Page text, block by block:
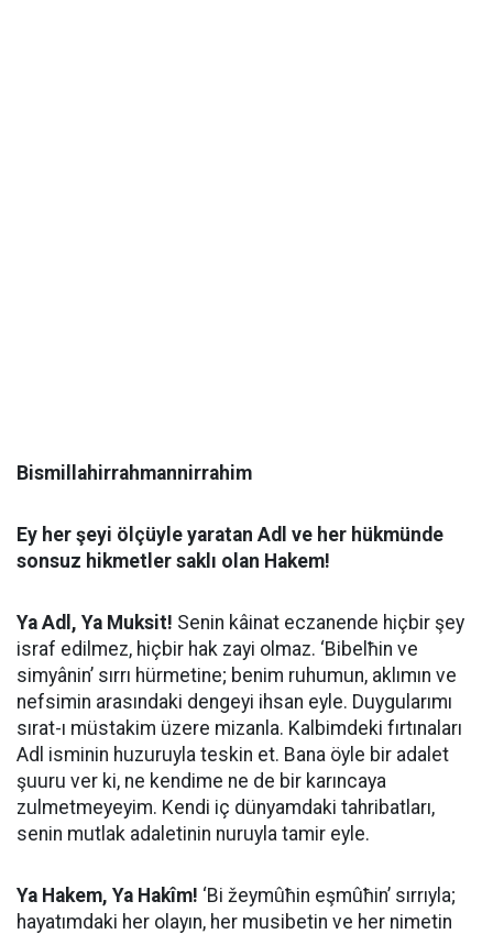
Bismillahirrahmannirrahim
Ey her şeyi ölçüyle yaratan Adl ve her hükmünde
sonsuz hikmetler saklı olan Hakem!
Ya Adl, Ya Muksit! Senin kâinat eczanende hiçbir şey
israf edilmez, hiçbir hak zayi olmaz. ‘Bibelħin ve
simyânin’ sırrı hürmetine; benim ruhumun, aklımın ve
nefsimin arasındaki dengeyi ihsan eyle. Duygularımı
sırat-ı müstakim üzere mizanla. Kalbimdeki fırtınaları
Adl isminin huzuruyla teskin et. Bana öyle bir adalet
şuuru ver ki, ne kendime ne de bir karıncaya
zulmetmeyeyim. Kendi iç dünyamdaki tahribatları,
senin mutlak adaletinin nuruyla tamir eyle.
Ya Hakem, Ya Hakîm! ‘Bi žeymûħin eşmûħin’ sırrıyla;
hayatımdaki her olayın, her musibetin ve her nimetin